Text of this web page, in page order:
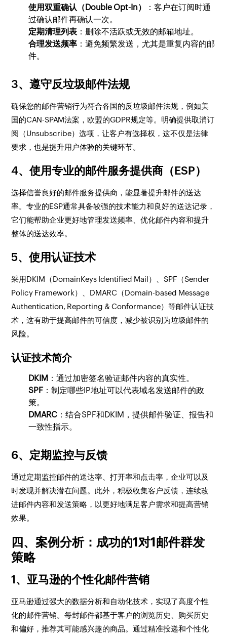
使用双重确认（Double Opt-In）
：客户在订阅时通
过确认邮件再确认一次。
定期清理列表 ：删除不活跃或无效的邮箱地址。
合理发送频率 ：避免频繁发送，尤其是重复内容的邮
件。
3、遵守反垃圾邮件法规
确保您的邮件营销行为符合各国的反垃圾邮件法规，例如美
国的CAN-SPAM法案，欧盟的GDPR规定等。明确提供取消订
阅（Unsubscribe）选项，让客户有选择权，这不仅是法律
要求，也是提升用户体验的关键环节。
4、使用专业的邮件服务提供商（ESP）
选择信誉良好的邮件服务提供商，能显著提升邮件的送达
率。专业的ESP通常具备较强的技术能力和良好的送达记录，
它们能帮助企业更好地管理发送频率、优化邮件内容和提升
整体的送达效率。
5、使用认证技术
采用DKIM（DomainKeys Identified Mail）、SPF（Sender
Policy Framework）、DMARC（Domain-based Message
Authentication, Reporting & Conformance）等邮件认证技
术，这有助于提高邮件的可信度，减少被识别为垃圾邮件的
风险。
认证技术简介
DKIM ：通过加密签名验证邮件内容的真实性。
SPF ：制定哪些IP地址可以代表域名发送邮件的政
策。
DMARC ：结合SPF和DKIM，提供邮件验证、报告和
一致性指示。
6、定期监控与反馈
通过定期监控邮件的送达率、打开率和点击率，企业可以及
时发现并解决潜在问题。此外，积极收集客户反馈，连续改
进邮件内容和发送策略，以更好地满足客户需求和提高营销
效果。
四、案例分析：成功的1对1邮件群发
策略
1、亚马逊的个性化邮件营销
亚马逊通过强大的数据分析和自动化技术，实现了高度个性
化的邮件营销。每封邮件都基于客户的浏览历史、购买历史
和偏好，推荐其可能感兴趣的商品。通过精准投递和个性化